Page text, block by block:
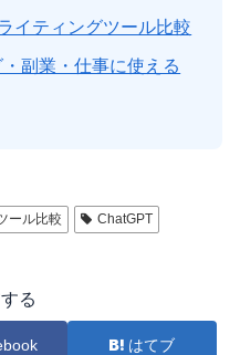
イティングツール比較
副業・仕事に使える
ール比較
ChatGPT
る
はてブ